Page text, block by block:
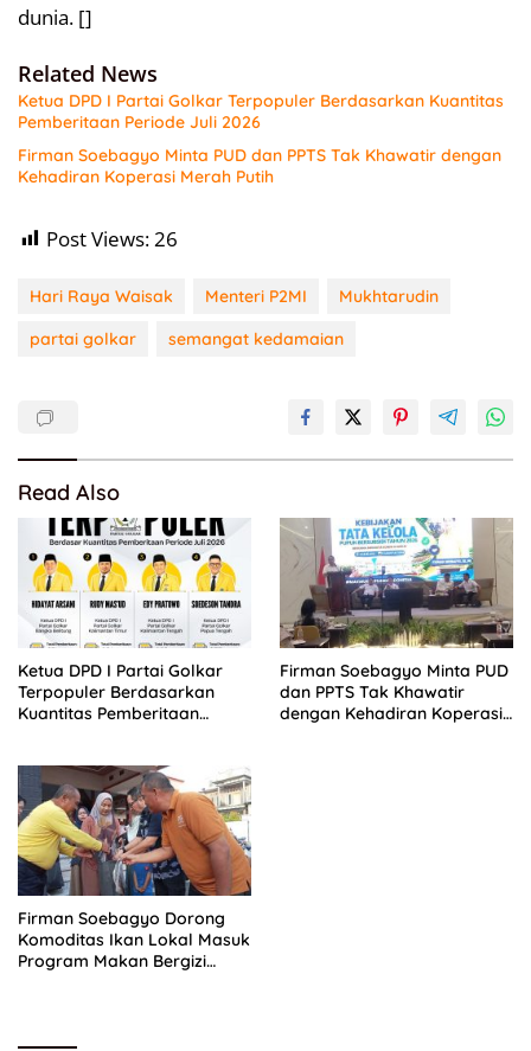
dunia. []
Related News
Ketua DPD I Partai Golkar Terpopuler Berdasarkan Kuantitas
Pemberitaan Periode Juli 2026
Firman Soebagyo Minta PUD dan PPTS Tak Khawatir dengan
Kehadiran Koperasi Merah Putih
Post Views: 26
Hari Raya Waisak Menteri P2MI
Mukhtarudin
partai golkar
semangat kedamaian
Read Also
Ketua DPD I Partai Golkar
Terpopuler Berdasarkan
Kuantitas Pemberitaan
Firman Soebagyo Minta PUD
dan PPTS Tak Khawatir
dengan Kehadiran Koperasi
Firman Soebagyo Dorong
Komoditas Ikan Lokal Masuk
Program Makan Bergizi